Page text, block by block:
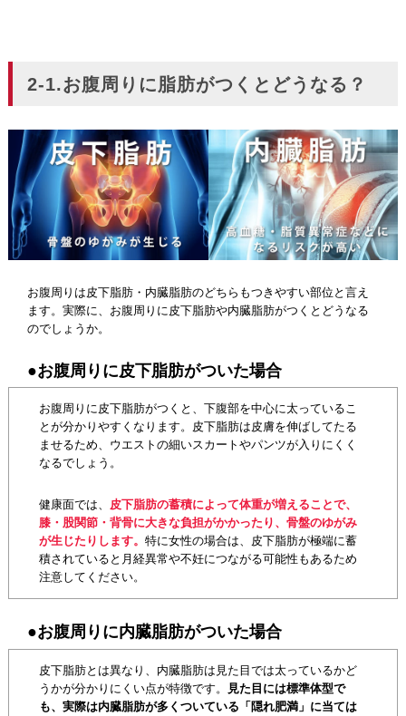
2-1.お腹周りに脂肪がつくとどうなる？
お腹周りは皮下脂肪・内臓脂肪のどちらもつきやすい部位と言え
ます。実際に、お腹周りに皮下脂肪や内臓脂肪がつくとどうなる
のでしょうか。
●お腹周りに皮下脂肪がついた場合
お腹周りに皮下脂肪がつくと、下腹部を中心に太っているこ
とが分かりやすくなります。皮下脂肪は皮膚を伸ばしてたる
ませるため、ウエストの細いスカートやパンツが入りにくく
なるでしょう。
健康面では、 皮下脂肪の蓄積によって体重が増えることで、
膝・股関節・背骨に大きな負担がかかったり、骨盤のゆがみ
が生じたりします。特に女性の場合は、皮下脂肪が極端に蓄
積されていると月経異常や不妊につながる可能性もあるため
注意してください。
●お腹周りに内臓脂肪がついた場合
皮下脂肪とは異なり、内臓脂肪は見た目では太っているかど
うかが分かりにくい点が特徴です。
見た目には標準体型で
も、実際は内臓脂肪が多くついている「隠れ肥満」に当ては